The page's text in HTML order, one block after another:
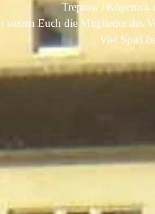
Treptow / Köpenick
stehen Euch die Mitglieder des
Viel Spaß